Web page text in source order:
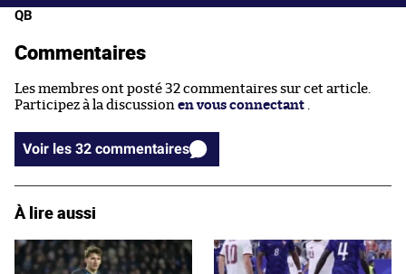
QB
Commentaires
Les membres ont posté 32 commentaires sur cet article.
Participez à la discussion en vous connectant
Voir les 32 commentaires
À lire aussi